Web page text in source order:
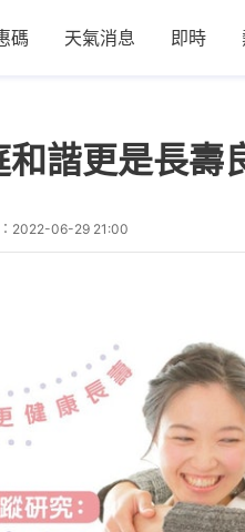
碼 天氣消息 即時
諧更是長壽
2022-06-29 21:00